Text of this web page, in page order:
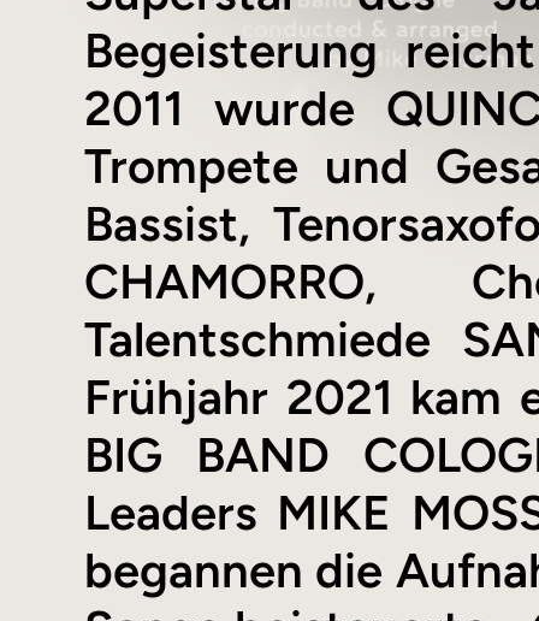
Begeisterung
2011 wurde
Trompete und
Bassist,
CHAMORRO,
Talentschmiede
Frühjahr 2021 kam
BIG BAND
Leaders MIKE
begannen die